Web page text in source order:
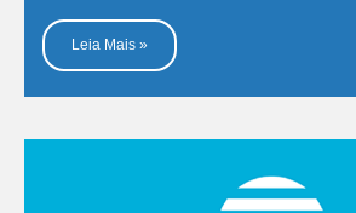
Leia Mais »